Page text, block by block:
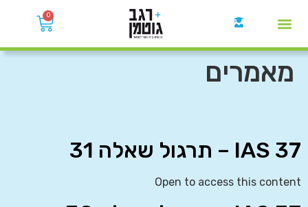
0
מאמרים
IAS 37 – תרגול שאלה 31
Open to access this content